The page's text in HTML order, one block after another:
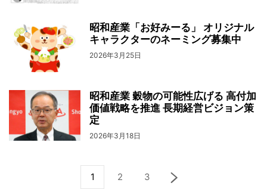
昭和産業「お好みーる」 オリジナル
キャラクターのネーミング募集中
2026年3月25日
昭和産業 穀物の可能性広げる 高付加
価値戦略を推進 長期経営ビジョン策
定
2026年3月18日
1 2 3